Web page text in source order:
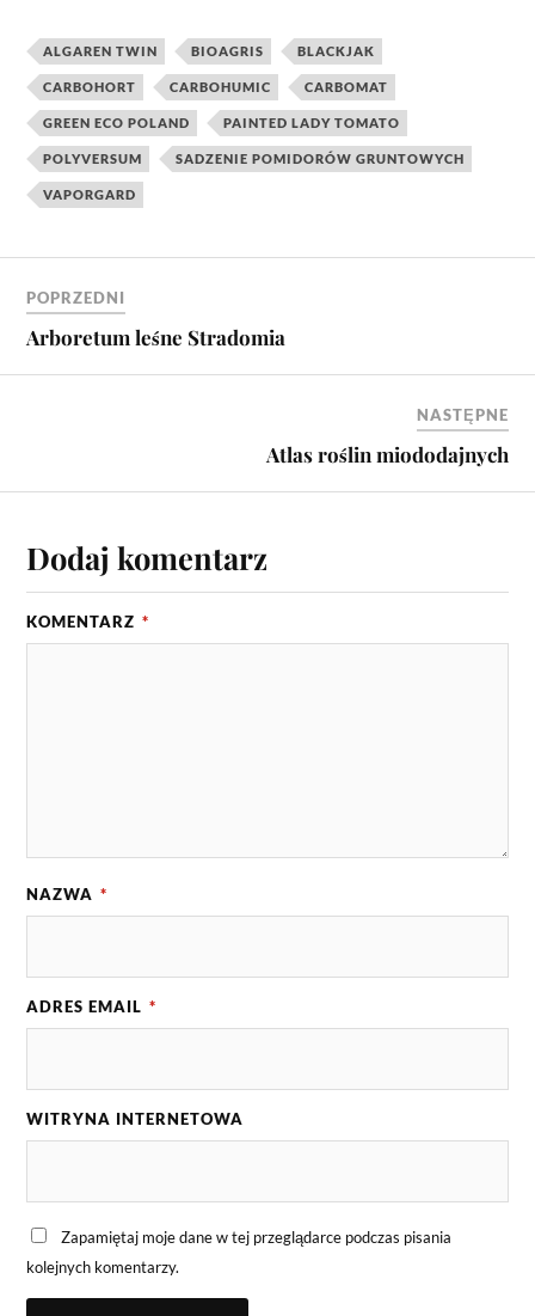
ALGAREN TWIN BIOAGRIS BLACKJAK
CARBOHORT CARBOHUMIC CARBOMAT
GREEN ECO POLAND PAINTED LADY TOMATO
POLYVERSUM SADZENIE POMIDORÓW GRUNTOWYCH
VAPORGARD
POPRZEDNI
Arboretum leśne Stradomia
NASTĘPNE
Atlas roślin miododajnych
Dodaj komentarz
KOMENTARZ *
NAZWA *
ADRES EMAIL *
WITRYNA INTERNETOWA
Zapamiętaj moje dane w tej przeglądarce podczas pisania
kolejnych komentarzy.